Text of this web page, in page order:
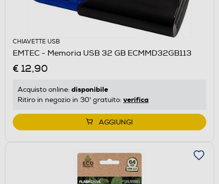
CHIAVETTE USB
EMTEC - Memoria USB 32 GB ECMMD32GB113
€ 12,90
Acquisto online: disponibile
Ritiro in negozio in 30' gratuito: verifica
AGGIUNGI